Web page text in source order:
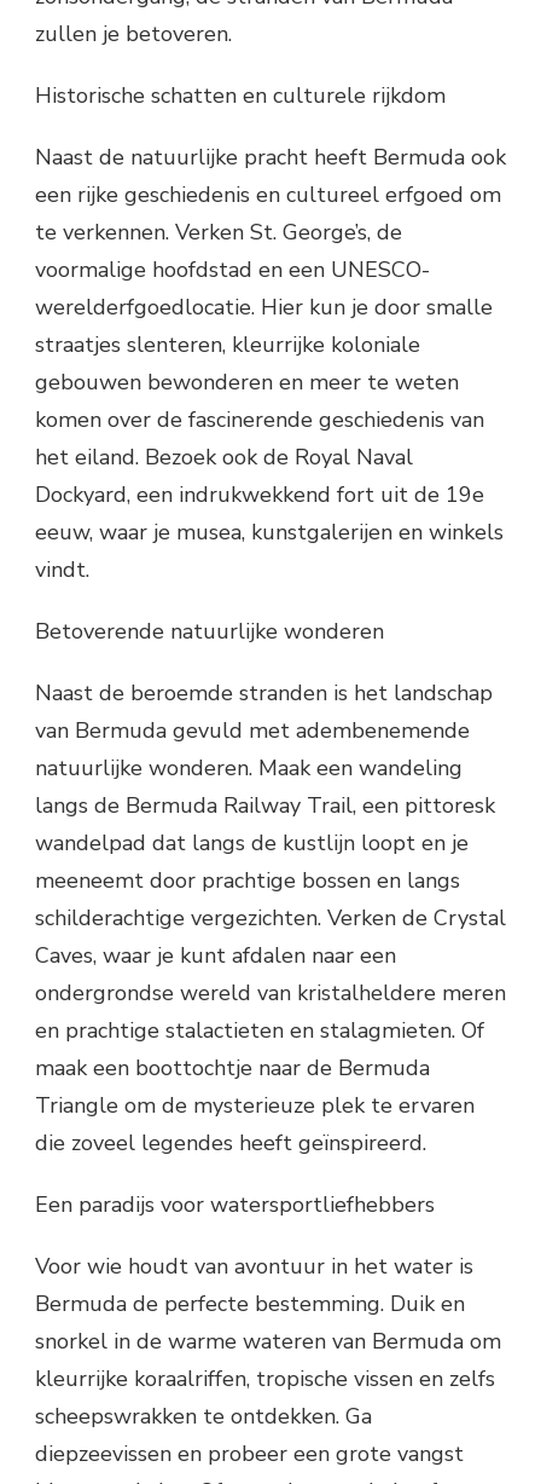
zullen je betoveren.
Historische schatten en culturele rijkdom
Naast de natuurlijke pracht heeft Bermuda ook
een rijke geschiedenis en cultureel erfgoed om
te verkennen. Verken St. George’s, de
voormalige hoofdstad en een UNESCO-
werelderfgoedlocatie. Hier kun je door smalle
straatjes slenteren, kleurrijke koloniale
gebouwen bewonderen en meer te weten
komen over de fascinerende geschiedenis van
het eiland. Bezoek ook de Royal Naval
Dockyard, een indrukwekkend fort uit de 19e
eeuw, waar je musea, kunstgalerijen en winkels
vindt.
Betoverende natuurlijke wonderen
Naast de beroemde stranden is het landschap
van Bermuda gevuld met adembenemende
natuurlijke wonderen. Maak een wandeling
langs de Bermuda Railway Trail, een pittoresk
wandelpad dat langs de kustlijn loopt en je
meeneemt door prachtige bossen en langs
schilderachtige vergezichten. Verken de Crystal
Caves, waar je kunt afdalen naar een
ondergrondse wereld van kristalheldere meren
en prachtige stalactieten en stalagmieten. Of
maak een boottochtje naar de Bermuda
Triangle om de mysterieuze plek te ervaren
die zoveel legendes heeft geïnspireerd.
Een paradijs voor watersportliefhebbers
Voor wie houdt van avontuur in het water is
Bermuda de perfecte bestemming. Duik en
snorkel in de warme wateren van Bermuda om
kleurrijke koraalriffen, tropische vissen en zelfs
scheepswrakken te ontdekken. Ga
diepzeevissen en probeer een grote vangst